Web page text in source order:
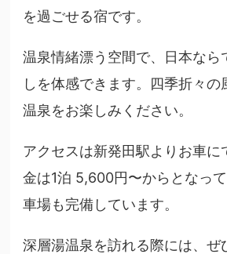
を過ごせる宿です。
温泉情緒漂う空間で、日本なら
しを体感できます。四季折々の
温泉をお楽しみください。
アクセスは新発田駅よりお車に
金は1泊 5,600円〜からとなっ
車場も完備しています。
深層湯温泉を訪れる際には、